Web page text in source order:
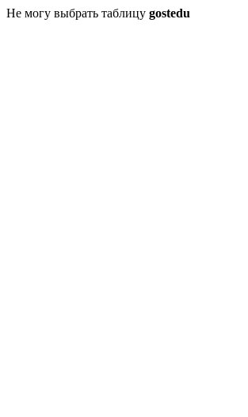
Не могу выбрать таблицу gostedu